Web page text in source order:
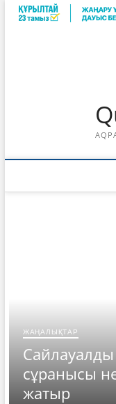
Skip
ЖАҢАЛЫҚТАР
Сайлауалды
сұранысы
жатыр